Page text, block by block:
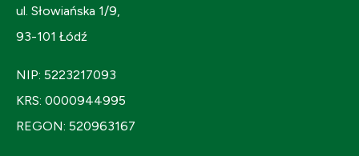
ul. Słowiańska 1/9,
93-101 Łódź
NIP: 5223217093
KRS: 0000944995
REGON: 520963167